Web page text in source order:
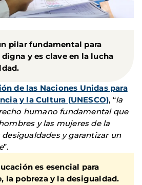
pilar fundamental para
y es clave en la lucha
de las Naciones Unidas para
y la Cultura (UNESCO), “la
humano fundamental que
y las mujeres de la
desigualdades y garantizar un
”.
es esencial para
la pobreza y la desigualdad.